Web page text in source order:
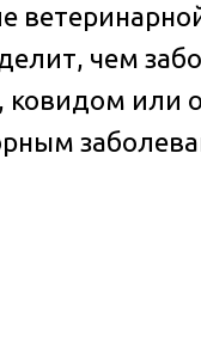
чем
ковидом или